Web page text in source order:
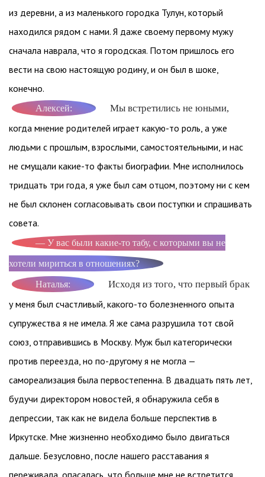
из деревни, а из маленького городка Тулун, который
находился рядом с нами. Я даже своему первому мужу
сначала наврала, что я городская. Потом пришлось его
вести на свою настоящую родину, и он был в шоке,
конечно.
Алексей: Мы встретились не юными,
когда мнение родителей играет какую-то роль, а уже
людьми с прошлым, взрослыми, самостоятельными, и нас
не смущали какие-то факты биографии. Мне исполнилось
тридцать три года, я уже был сам отцом, поэтому ни с кем
не был склонен согласовывать свои поступки и спрашивать
совета.
— У вас были какие-то табу, с которыми вы не
хотели мириться в отношениях?
Наталья: Исходя из того, что первый брак
у меня был счастливый, какого-то болезненного опыта
супружества я не имела. Я же сама разрушила тот свой
союз, отправившись в Москву. Муж был категорически
против переезда, но по-другому я не могла —
самореализация была первостепенна. В двадцать пять лет,
будучи директором новостей, я обнаружила себя в
депрессии, так как не видела больше перспектив в
Иркутске. Мне жизненно необходимо было двигаться
дальше. Безусловно, после нашего расставания я
переживала, опасалась, что больше мне не встретится